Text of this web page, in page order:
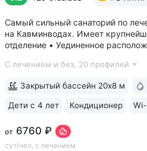
Самый сильный санаторий по
на Кавминводах. Имеет
отделение • Уединенное
площадка Ворота любви, начало
С лечением и без, 20 профилей
от 6760 ₽
сут/чел, с лечением
Закрытый бассейн 20х8 м
Дети с 4 лет Кондиционер